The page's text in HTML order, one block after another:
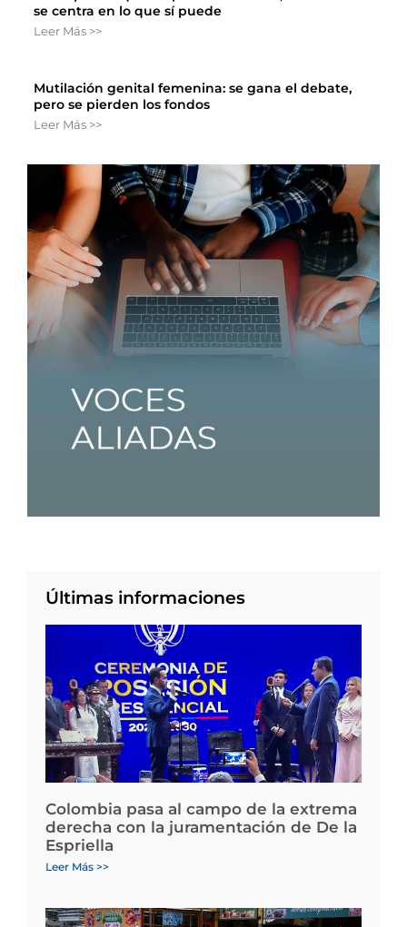
se centra en lo que sí puede
Leer Más >>
Mutilación genital femenina: se gana el debate,
pero se pierden los fondos
Leer Más >>
Últimas informaciones
Colombia pasa al campo de la extrema
derecha con la juramentación de De la
Espriella
Leer Más >>